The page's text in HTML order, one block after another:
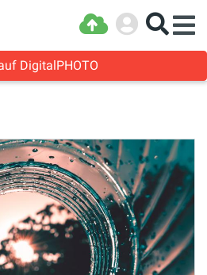
DigitalPHOTO